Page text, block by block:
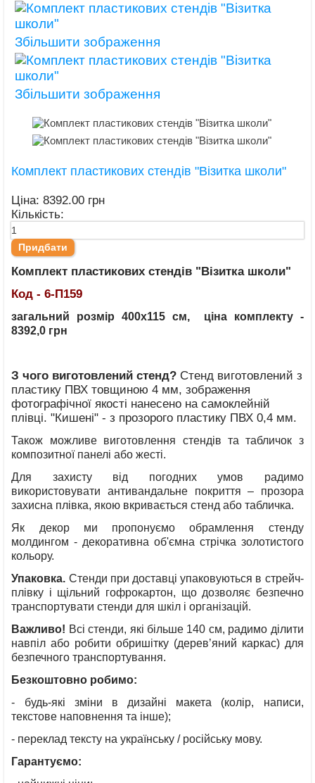
Збільшити зображення
Збільшити зображення
Комплект пластикових стендів "Візитка школи"
Ціна:8392.00 грн
Кількість:
Комплект пластикових стендів "Візитка школи"
Код - 6-П159
загальний розмір 400х115 см, ціна комплекту -
8392,0 грн
З чого виготовлений стенд? Стенд виготовлений з
пластику ПВХ товщиною 4 мм, зображення
фотографічної якості нанесено на самоклейній
плівці. "Кишені" - з прозорого пластику ПВХ 0,4 мм.
Також можливе виготовлення стендів та табличок з
композитної панелі або жесті.
Для захисту від погодних умов радимо
використовувати антивандальне покриття – прозора
захисна плівка, якою вкривається стенд або табличка.
Як декор ми пропонуємо обрамлення стенду
молдингом - декоративна об'ємна стрічка золотистого
кольору.
Упаковка. Стенди при доставці упаковуються в стрейч-
плівку і щільний гофрокартон, що дозволяє безпечно
транспортувати стенди для шкіл і організацій.
Важливо! Всі стенди, які більше 140 см, радимо ділити
навпіл або робити обришітку (дерев’яний каркас) для
безпечного транспортування.
Безкоштовно робимо:
- будь-які зміни в дизайні макета (колір, написи,
текстове наповнення та інше);
- переклад тексту на українську / російську мову.
Гарантуємо: